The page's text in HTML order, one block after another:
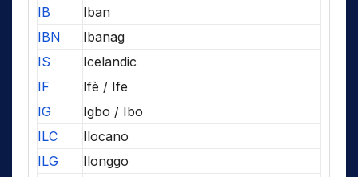
IB
Iban
IBN
Ibanag
IS
Icelandic
IF
Ifè / Ife
IG
Igbo / Ibo
ILC
Ilocano
ILG
Ilonggo